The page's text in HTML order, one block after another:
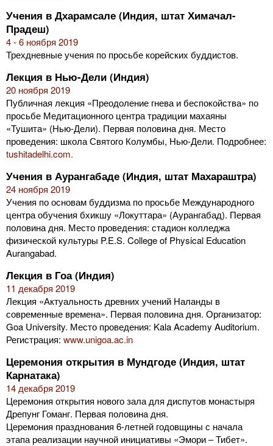
Учения в Дхарамсале (Индия, штат Химачал-
Прадеш)
4 - 6 ноября 2019
Трехдневные учения по просьбе корейских буддистов.
Лекция в Нью-Дели (Индия)
20 ноября 2019
Публичная лекция «Преодоление гнева и беспокойства» по
просьбе Медитационного центра традиции махаяны
«Тушита» (Нью-Дели). Первая половина дня. Место
проведения: школа Святого Колумбы, Нью-Дели. Подробнее:
tushitadelhi.com.
Учения в Аурангабаде (Индия, штат Махараштра)
24 ноября 2019
Учения по основам буддизма по просьбе Международного
центра обучения бхикшу «Локуттара» (Аурангабад). Первая
половина дня. Место проведения: стадион колледжа
физической культуры P.E.S. College of Physical Education
Aurangabad.
Лекция в Гоа (Индия)
11 декабря 2019
Лекция «Актуальность древних учений Наланды в
современные времена». Первая половина дня. Организатор:
Goa University. Место проведения: Kala Academy Auditorium.
Регистрация: www.unigoa.ac.in
Церемония открытия в Мундгоде (Индия, штат
Карнатака)
14 декабря 2019
Церемония открытия нового зала для диспутов монастыря
Дрепунг Гоманг. Первая половина дня.
Церемония празднования 6-летней годовщины с начала
этапа реализации научной инициативы «Эмори – Тибет».